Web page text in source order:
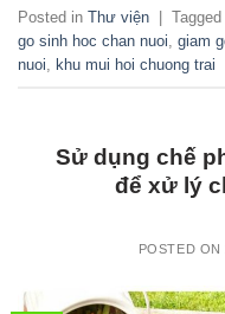
Posted in Thư viện Tagged
go sinh hoc chan nuoi, giam
nuoi, khu mui hoi chuong trai
Sử dụng chế
để xử lý
POSTED ON